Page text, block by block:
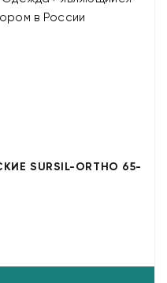
SURSIL-ORTHO 65-